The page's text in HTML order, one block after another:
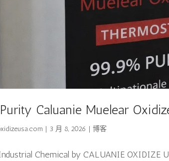
Caluanie Muelear
| 3 月 8, 2026 |博客
Chemical by CALUANIE OXIDIZE